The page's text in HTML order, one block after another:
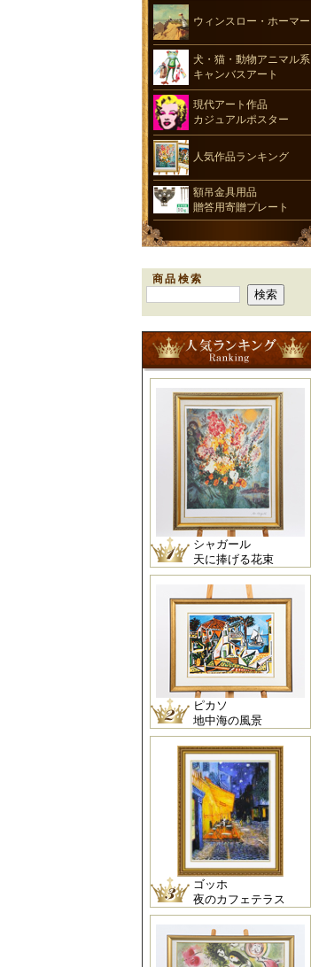
ウィンスロー・ホーマー
犬・猫・動物アニマル系
キャンバスアート
現代アート作品
カジュアルポスター
人気作品ランキング
額吊金具用品
贈答用寄贈プレート
商品検索
シャガール
天に捧げる花束
ピカソ
地中海の風景
ゴッホ
夜のカフェテラス